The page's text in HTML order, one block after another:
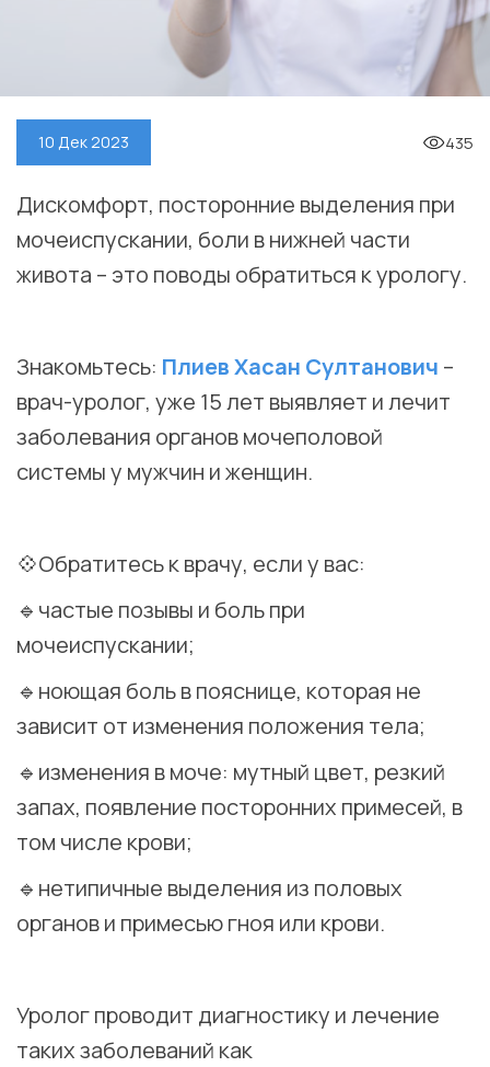
10 Дек 2023 435
Дискомфорт, посторонние выделения при
мочеиспускании, боли в нижней части
живота – это поводы обратиться к урологу.
Знакомьтесь: Плиев Хасан Султанович –
врач-уролог, уже 15 лет выявляет и лечит
заболевания органов мочеполовой
системы у мужчин и женщин.
💠Обратитесь к врачу, если у вас:
🔹частые позывы и боль при
мочеиспускании;
🔹ноющая боль в пояснице, которая не
зависит от изменения положения тела;
🔹изменения в моче: мутный цвет, резкий
запах, появление посторонних примесей, в
том числе крови;
🔹нетипичные выделения из половых
органов и примесью гноя или крови.
Уролог проводит диагностику и лечение
таких заболеваний как